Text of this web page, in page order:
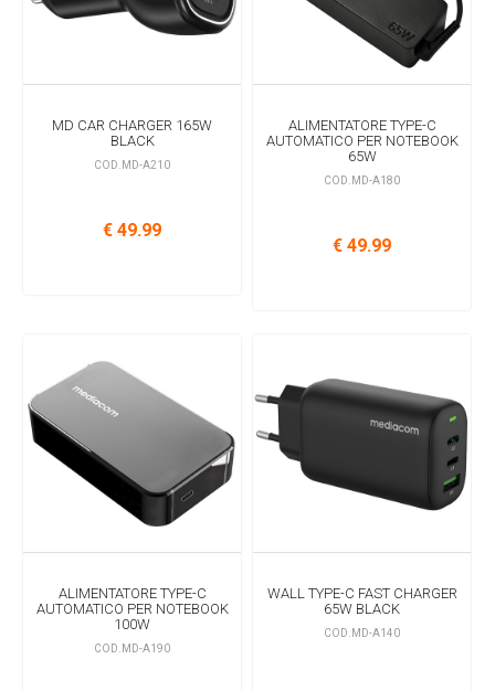
MD CAR CHARGER 165W
BLACK
COD.MD-A210
€ 49.99
ALIMENTATORE TYPE-C
AUTOMATICO PER NOTEBOOK
65W
COD.MD-A180
€ 49.99
ALIMENTATORE TYPE-C
AUTOMATICO PER NOTEBOOK
100W
COD.MD-A190
WALL TYPE-C FAST CHARGER
65W BLACK
COD.MD-A140